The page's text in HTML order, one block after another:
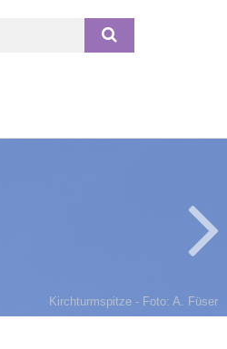
Kirchturmspitze - Foto: A. Füser